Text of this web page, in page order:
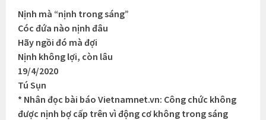
Nịnh mà “nịnh trong sáng”
Cóc đứa nào nịnh đâu
Hãy ngồi đó mà đợi
Nịnh không lợi, còn lâu
19/4/2020
Tú Sụn
* Nhân đọc bài báo Vietnamnet.vn: Công chức không
được nịnh bợ cấp trên vì động cơ không trong sáng